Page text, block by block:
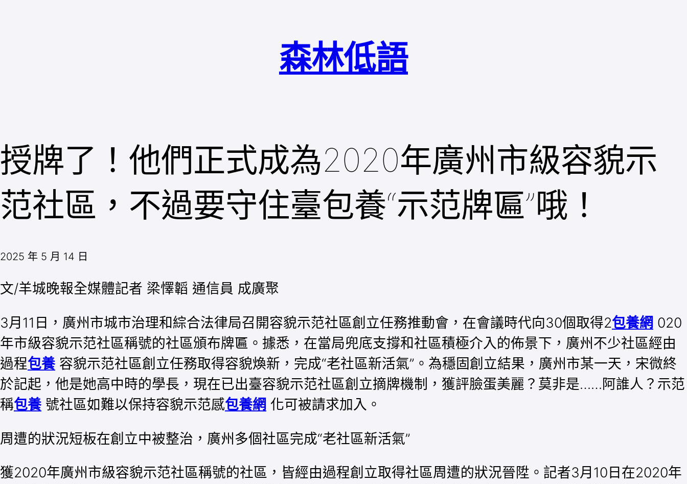
森林低語
授牌了！他們正式成為2020年廣州市級容貌示
范社區，不過要守住臺包養“示范牌匾”哦！
2025 年 5 月 14 日
文/羊城晚報全媒體記者 梁懌韜 通信員 成廣聚
3月11日，廣州市城市治理和綜合法律局召開容貌示范社區創立任務推動會，在會議時代向30個取得2包養網 020
年市級容貌示范社區稱號的社區頒布牌匾。據悉，在當局兜底支撐和社區積極介入的佈景下，廣州不少社區經由
過程包養容貌示范社區創立任務取得容貌煥新，完成“老社區新活氣”。為穩固創立結果，廣州市某一天，宋微終
於記起，他是她高中時的學長，現在已出臺容貌示范社區創立摘牌機制，獲評臉蛋美麗？莫非是……阿誰人？示范
稱包養號社區如難以保持容貌示范感包養網 化可被請求加入。
周遭的狀況短板在創立中被整治，廣州多個社區完成“老社區新活氣”
獲2020年廣州市級容貌示范社區稱號的社區，皆經由過程創立取得社區周遭的狀況晉陞。記者3月10日在2020年